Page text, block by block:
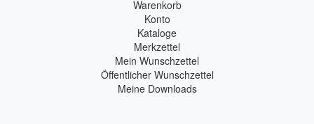
Warenkorb
Konto
Kataloge
Merkzettel
Mein Wunschzettel
Öffentlicher Wunschzettel
Meine Downloads